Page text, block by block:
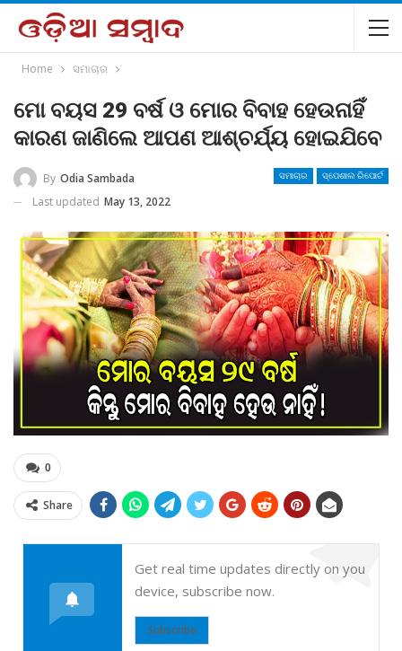
Home ସମାଚାର
ମୋ ବୟସ 29 ବର୍ଷ ଓ ମୋର ବିବାହ ହେଉନାହିଁ
କାରଣ ଜାଣିଲେ ଆପଣ ଆଶ୍ଚର୍ଯ୍ୟ ହୋଇଯିବେ
ସମାଚାର ସ୍ପେଶାଲ ରିପୋର୍ଟ
By Odia Sambada
Last updated May 13, 2022
0
Share
Get real time updates directly on you
device, subscribe now.
Subscribe